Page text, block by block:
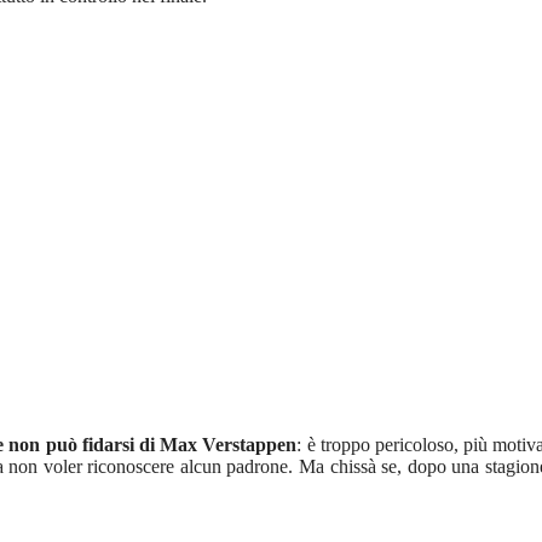
non può fidarsi di Max Verstappen: è troppo pericoloso, più
voler riconoscere alcun padrone. Ma chissà se, dopo una